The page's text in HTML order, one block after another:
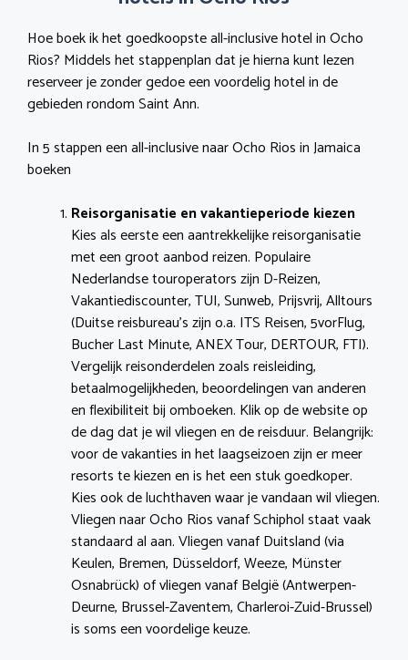
Hoe boek ik het goedkoopste all-inclusive hotel in Ocho
Rios? Middels het stappenplan dat je hierna kunt lezen
reserveer je zonder gedoe een voordelig hotel in de
gebieden rondom Saint Ann.
In 5 stappen een all-inclusive naar Ocho Rios in Jamaica
boeken
Reisorganisatie en vakantieperiode kiezen
Kies als eerste een aantrekkelijke reisorganisatie
met een groot aanbod reizen. Populaire
Nederlandse touroperators zijn D-Reizen,
Vakantiediscounter, TUI, Sunweb, Prijsvrij, Alltours
(Duitse reisbureau’s zijn o.a. ITS Reisen, 5vorFlug,
Bucher Last Minute, ANEX Tour, DERTOUR, FTI).
Vergelijk reisonderdelen zoals reisleiding,
betaalmogelijkheden, beoordelingen van anderen
en flexibiliteit bij omboeken. Klik op de website op
de dag dat je wil vliegen en de reisduur. Belangrijk:
voor de vakanties in het laagseizoen zijn er meer
resorts te kiezen en is het een stuk goedkoper.
Kies ook de luchthaven waar je vandaan wil vliegen.
Vliegen naar Ocho Rios vanaf Schiphol staat vaak
standaard al aan. Vliegen vanaf Duitsland (via
Keulen, Bremen, Düsseldorf, Weeze, Münster
Osnabrück) of vliegen vanaf België (Antwerpen-
Deurne, Brussel-Zaventem, Charleroi-Zuid-Brussel)
is soms een voordelige keuze.